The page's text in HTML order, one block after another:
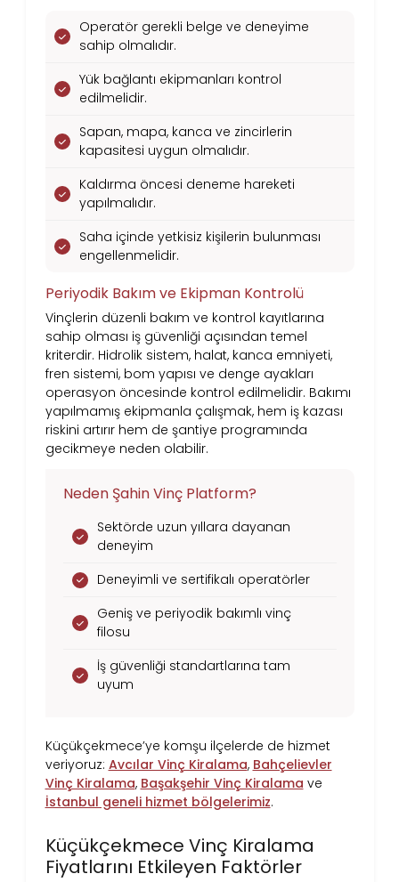
Operatör gerekli belge ve deneyime
sahip olmalıdır.
Yük bağlantı ekipmanları kontrol
edilmelidir.
Sapan, mapa, kanca ve zincirlerin
kapasitesi uygun olmalıdır.
Kaldırma öncesi deneme hareketi
yapılmalıdır.
Saha içinde yetkisiz kişilerin bulunması
engellenmelidir.
Periyodik Bakım ve Ekipman Kontrolü
Vinçlerin düzenli bakım ve kontrol kayıtlarına
sahip olması iş güvenliği açısından temel
kriterdir. Hidrolik sistem, halat, kanca emniyeti,
fren sistemi, bom yapısı ve denge ayakları
operasyon öncesinde kontrol edilmelidir. Bakımı
yapılmamış ekipmanla çalışmak, hem iş kazası
riskini artırır hem de şantiye programında
gecikmeye neden olabilir.
Neden Şahin Vinç Platform?
Sektörde uzun yıllara dayanan
deneyim
Deneyimli ve sertifikalı operatörler
Geniş ve periyodik bakımlı vinç
filosu
İş güvenliği standartlarına tam
uyum
Küçükçekmece’ye komşu ilçelerde de hizmet
veriyoruz: Avcılar Vinç Kiralama, Bahçelievler
Vinç Kiralama, Başakşehir Vinç Kiralama ve
İstanbul geneli hizmet bölgelerimiz.
Küçükçekmece Vinç Kiralama
Fiyatlarını Etkileyen Faktörler